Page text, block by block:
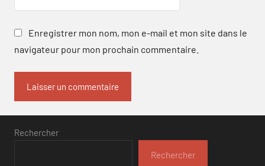
Enregistrer mon nom, mon e-mail et mon site dans le
navigateur pour mon prochain commentaire.
Rechercher
Rechercher